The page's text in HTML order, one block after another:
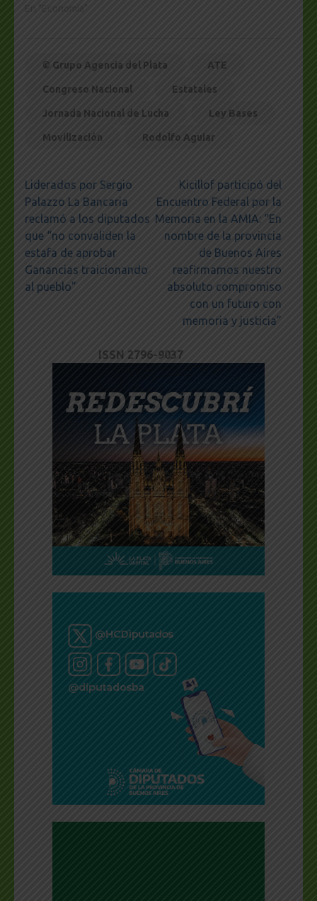
© Grupo Agencia del Plata ATE
Congreso Nacional Estatales
Jornada Nacional de Lucha Ley Bases
Movilización Rodolfo Aguiar
Navegación
de
entradas
Liderados por Sergio
Palazzo La Bancaria
reclamó a los diputados
que “no convaliden la
estafa de aprobar
Ganancias traicionando
al pueblo”
Kicillof participó del
Encuentro Federal por la
Memoria en la AMIA: “En
nombre de la provincia
de Buenos Aires
reafirmamos nuestro
absoluto compromiso
con un futuro con
memoria y justicia”
ISSN 2796-9037